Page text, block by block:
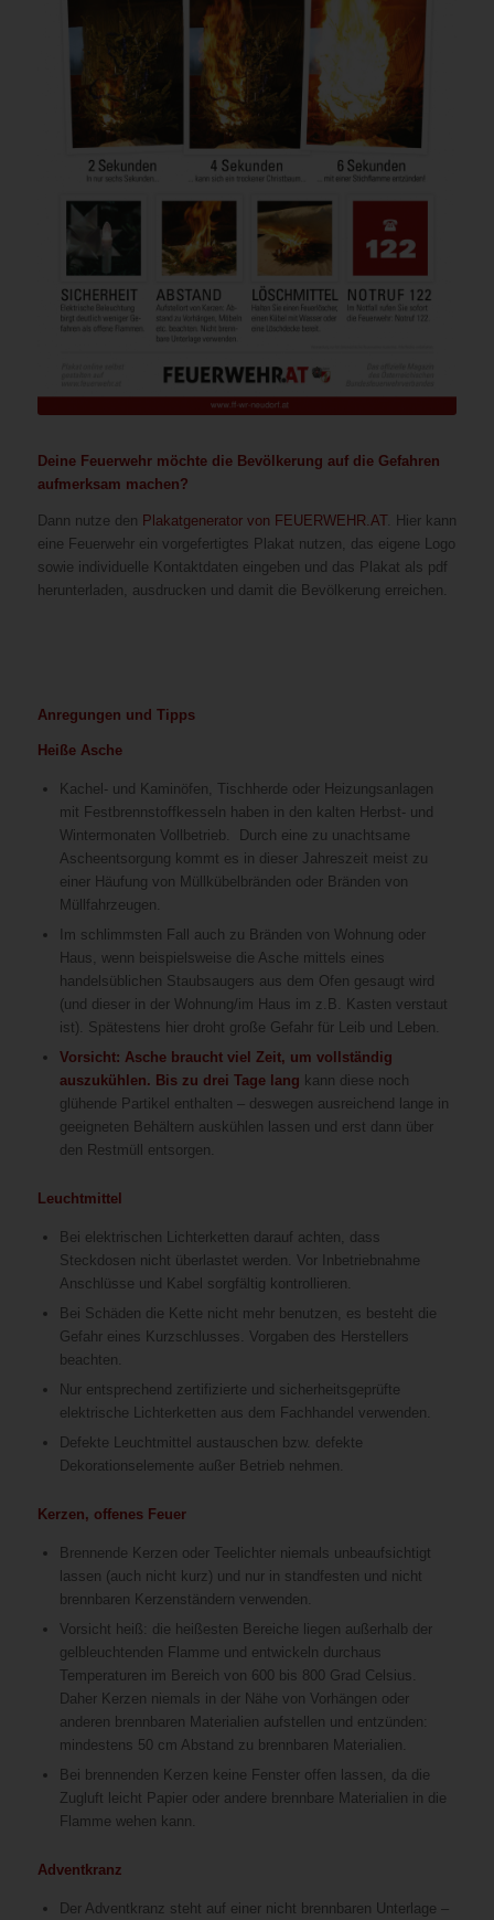
Deine Feuerwehr möchte die Bevölkerung auf die Gefahren
aufmerksam machen?
Dann nutze den Plakatgenerator von FEUERWEHR.AT. Hier kann
eine Feuerwehr ein vorgefertigtes Plakat nutzen, das eigene Logo
sowie individuelle Kontaktdaten eingeben und das Plakat als pdf
herunterladen, ausdrucken und damit die Bevölkerung erreichen.
Anregungen und Tipps
Heiße Asche
Kachel- und Kaminöfen, Tischherde oder Heizungsanlagen
mit Festbrennstoffkesseln haben in den kalten Herbst- und
Wintermonaten Vollbetrieb. Durch eine zu unachtsame
Ascheentsorgung kommt es in dieser Jahreszeit meist zu
einer Häufung von Müllkübelbränden oder Bränden von
Müllfahrzeugen.
Im schlimmsten Fall auch zu Bränden von Wohnung oder
Haus, wenn beispielsweise die Asche mittels eines
handelsüblichen Staubsaugers aus dem Ofen gesaugt wird
(und dieser in der Wohnung/im Haus im z.B. Kasten verstaut
ist). Spätestens hier droht große Gefahr für Leib und Leben.
Vorsicht: Asche braucht viel Zeit, um vollständig
auszukühlen. Bis zu drei Tage lang kann diese noch
glühende Partikel enthalten – deswegen ausreichend lange in
geeigneten Behältern auskühlen lassen und erst dann über
den Restmüll entsorgen.
Leuchtmittel
Bei elektrischen Lichterketten darauf achten, dass
Steckdosen nicht überlastet werden. Vor Inbetriebnahme
Anschlüsse und Kabel sorgfältig kontrollieren.
Bei Schäden die Kette nicht mehr benutzen, es besteht die
Gefahr eines Kurzschlusses. Vorgaben des Herstellers
beachten.
Nur entsprechend zertifizierte und sicherheitsgeprüfte
elektrische Lichterketten aus dem Fachhandel verwenden.
Defekte Leuchtmittel austauschen bzw. defekte
Dekorationselemente außer Betrieb nehmen.
Kerzen, offenes Feuer
Brennende Kerzen oder Teelichter niemals unbeaufsichtigt
lassen (auch nicht kurz) und nur in standfesten und nicht
brennbaren Kerzenständern verwenden.
Vorsicht heiß: die heißesten Bereiche liegen außerhalb der
gelbleuchtenden Flamme und entwickeln durchaus
Temperaturen im Bereich von 600 bis 800 Grad Celsius.
Daher Kerzen niemals in der Nähe von Vorhängen oder
anderen brennbaren Materialien aufstellen und entzünden:
mindestens 50 cm Abstand zu brennbaren Materialien.
Bei brennenden Kerzen keine Fenster offen lassen, da die
Zugluft leicht Papier oder andere brennbare Materialien in die
Flamme wehen kann.
Adventkranz
Der Adventkranz steht auf einer nicht brennbaren Unterlage –